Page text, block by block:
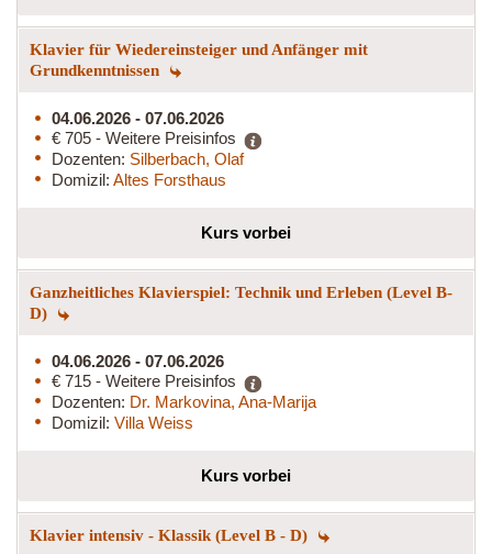
Klavier für Wiedereinsteiger und Anfänger mit
Grundkenntnissen
04.06.2026 - 07.06.2026
€ 705 - Weitere Preisinfos
Dozenten: Silberbach, Olaf
Domizil: Altes Forsthaus
Kurs vorbei
Ganzheitliches Klavierspiel: Technik und Erleben (Level B-
D)
04.06.2026 - 07.06.2026
€ 715 - Weitere Preisinfos
Dozenten: Dr. Markovina, Ana-Marija
Domizil: Villa Weiss
Kurs vorbei
Klavier intensiv - Klassik (Level B - D)